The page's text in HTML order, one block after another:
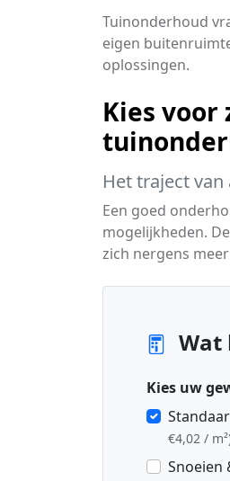
Tuinonderhoud
eigen
oplossingen.
Kies
Het traject
Een goed
mogelijkheden.
zich nergens
Wat
Kies uw
€4,02 /
Snoeien